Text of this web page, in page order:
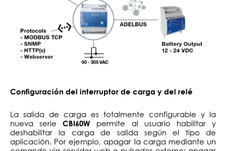
Configuración del interruptor de carga y del relé
La salida de carga es totalmente configurable y la
nueva serieCBI60W permite al usuario habilitar y
deshabilitar la carga de salida según el tipo de
aplicación. Por ejemplo, apagar la carga mediante un